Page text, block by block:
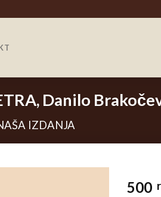
Danilo
IZDANJA
500